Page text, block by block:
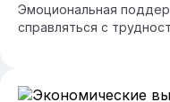
Эмоциональная
справляться с